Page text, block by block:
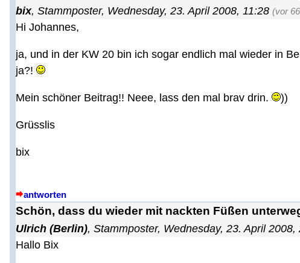
bix, Stammposter, Wednesday, 23. April 2008, 11:28 (vor
Hi Johannes,
ja, und in der KW 20 bin ich sogar endlich mal wieder in
ja?!
Mein schöner Beitrag!! Neee, lass den mal brav drin. ))
Grüsslis
bix
antworten
Schön, dass du wieder mit nackten Füßen
Ulrich (Berlin), Stammposter, Wednesday, 23. April 2008,
Hallo Bix